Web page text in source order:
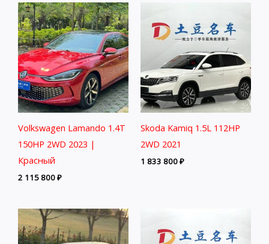
Volkswagen Lamando 1.4T
150HP 2WD 2023 |
Красный
2 115 800₽
Skoda Kamiq 1.5L 112HP
2WD 2021
1 833 800₽